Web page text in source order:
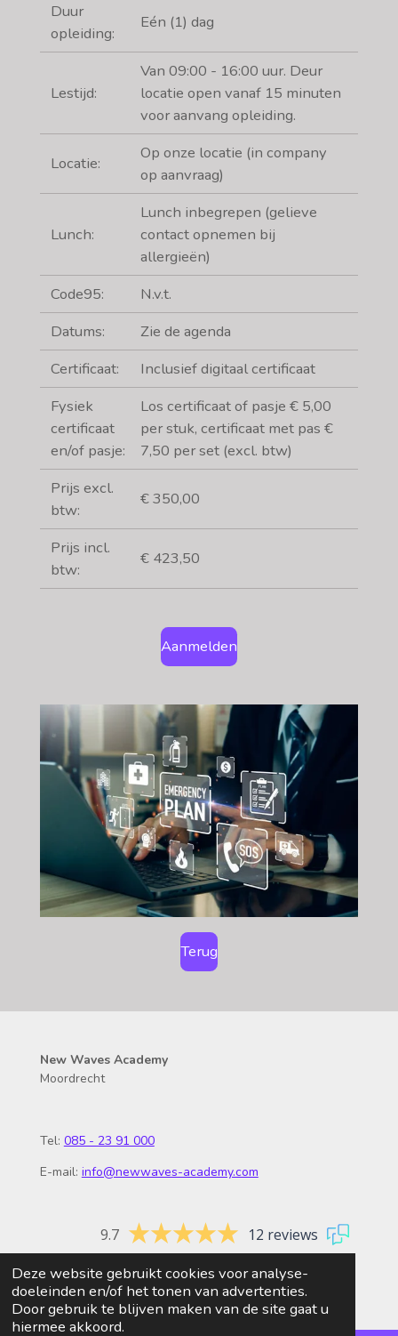
Deze website gebruikt cookies voor analyse-
doeleinden en/of het tonen van advertenties.
Door gebruik te blijven maken van de site gaat u
hiermee akkoord.
Duur
opleiding:
Eén (1) dag
Lestijd:
Van 09:00 - 16:00 uur. Deur
locatie open vanaf 15 minuten
voor aanvang opleiding.
Locatie:
Op onze locatie (in company
op aanvraag)
Lunch:
Lunch inbegrepen (gelieve
contact opnemen bij
allergieën)
Code95:
N.v.t.
Datums:
Zie de agenda
Certificaat:
Inclusief digitaal certificaat
Fysiek
certificaat
en/of pasje:
Los certificaat of pasje € 5,00
per stuk, certificaat met pas €
7,50 per set (excl. btw)
Prijs excl.
btw:
€ 350,00
Prijs incl.
btw:
€ 423,50
Aanmelden
Terug
New Waves Academy
Moordrecht
Tel: 085 - 23 91 000
E-mail: info@newwaves-academy.com
9.7 12 reviews
© 2026 New Waves Academy